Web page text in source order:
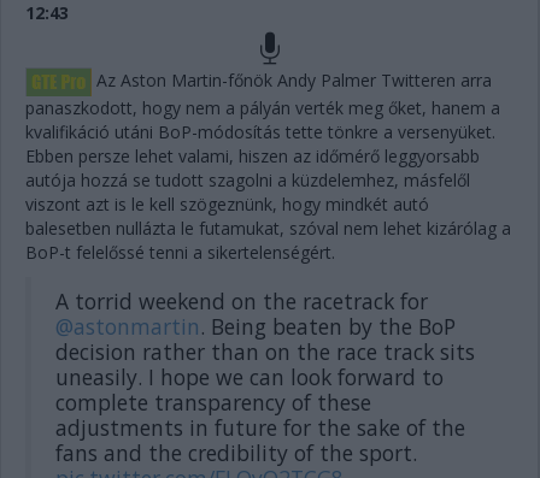
12:43
Az Aston Martin-főnök Andy Palmer Twitteren arra
panaszkodott, hogy nem a pályán verték meg őket, hanem a
kvalifikáció utáni BoP-módosítás tette tönkre a versenyüket.
Ebben persze lehet valami, hiszen az időmérő leggyorsabb
autója hozzá se tudott szagolni a küzdelemhez, másfelől
viszont azt is le kell szögeznünk, hogy mindkét autó
balesetben nullázta le futamukat, szóval nem lehet kizárólag a
BoP-t felelőssé tenni a sikertelenségért.
A torrid weekend on the racetrack for
@astonmartin. Being beaten by the BoP
decision rather than on the race track sits
uneasily. I hope we can look forward to
complete transparency of these
adjustments in future for the sake of the
fans and the credibility of the sport.